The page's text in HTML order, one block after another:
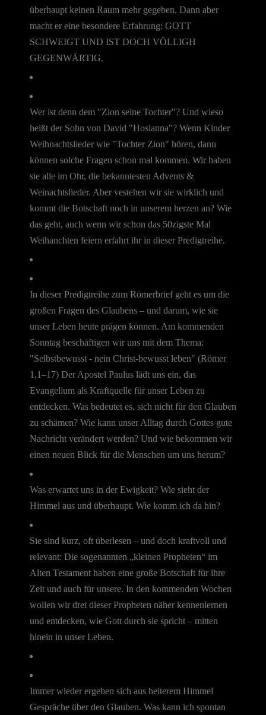
überhaupt keinen Raum mehr gegeben. Dann aber
macht er eine besondere Erfahrung: GOTT
SCHWEIGT UND IST DOCH VÖLLIGH
GEGENWÄRTIG.
Wer ist denn dem "Zion seine Tochter"? Und wieso
heißt der Sohn von David "Hosianna"? Wenn Kinder
Weihnachtslieder wie "Tochter Zion" hören, dann
können solche Fragen schon mal kommen. Wir haben
sie alle im Ohr, die bekanntesten Advents &
Weinachtslieder. Aber vestehen wir sie wirklich und
kommt die Botschaft noch in unserem herzen an? Wie
das geht, auch wenn wir schon das 50zigste Mal
Weihanchten feiern erfahrt ihr in dieser Predigtreihe.
In dieser Predigtreihe zum Römerbrief geht es um die
großen Fragen des Glaubens – und darum, wie sie
unser Leben heute prägen können. Am kommenden
Sonntag beschäftigen wir uns mit dem Thema:
"Selbstbewusst - nein Christ-bewusst leben" (Römer
1,1–17) Der Apostel Paulus lädt uns ein, das
Evangelium als Kraftquelle für unser Leben zu
entdecken. Was bedeutet es, sich nicht für den Glauben
zu schämen? Wie kann unser Alltag durch Gottes gute
Nachricht verändert werden? Und wie bekommen wir
einen neuen Blick für die Menschen um uns herum?
Was erwartet uns in der Ewigkeit? Wie sieht der
Himmel aus und überhaupt. Wie komm ich da hin?
Sie sind kurz, oft überlesen – und doch kraftvoll und
relevant: Die sogenannten „kleinen Propheten“ im
Alten Testament haben eine große Botschaft für ihre
Zeit und auch für unsere. In den kommenden Wochen
wollen wir drei dieser Propheten näher kennenlernen
und entdecken, wie Gott durch sie spricht – mitten
hinein in unser Leben.
Immer wieder ergeben sich aus heiterem Himmel
Gespräche über den Glauben. Was kann ich spontan